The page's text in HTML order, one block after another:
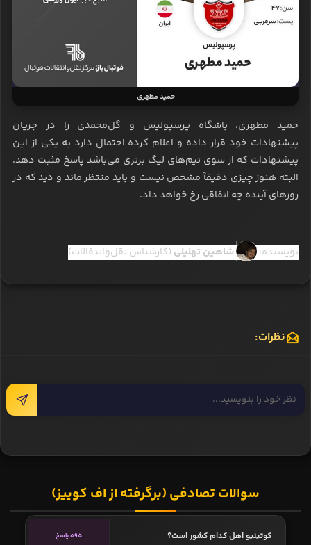
حمید مطهری
حمید مطهری، باشگاه پرسپولیس و گل‌محمدی را در جریان
پیشنهادات خود قرار داده و اعلام کرده احتمال دارد به یکی از این
پیشنهادات که از سوی تیم‌های لیگ برتری می‌باشد پاسخ مثبت دهد.
البته هنوز چیزی دقیقاً مشخص نیست و باید منتظر ماند و دید که در
روزهای آینده چه اتفاقی رخ خواهد داد.
نویسنده: شاهین تهلیلی (کارشناس نقل‌وانتقالات)
نظرات:
سوالات تصادفی (برگرفته از اف کوییز)
کوتینیو اهل کدام کشور است؟ 595 پاسخ